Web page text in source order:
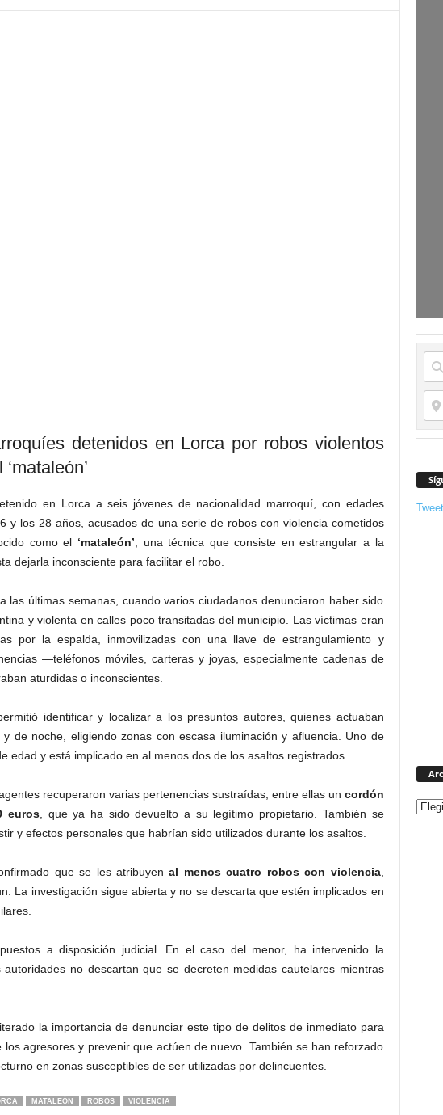
detenidos en Lorca por robos violentos
en Lorca a seis jóvenes de nacionalidad marroquí, con edades
y los 28 años, acusados de una serie de robos con violencia cometidos
como el ‘mataleón’ , una técnica que consiste en estrangular a la
dejarla inconsciente para facilitar el robo.
las últimas semanas, cuando varios ciudadanos denunciaron haber sido
y violenta en calles poco transitadas del municipio. Las víctimas eran
por la espalda, inmovilizadas con una llave de estrangulamiento y
—teléfonos móviles, carteras y joyas, especialmente cadenas de
aturdidas o inconscientes.
identificar y localizar a los presuntos autores, quienes actuaban
y de noche, eligiendo zonas con escasa iluminación y afluencia. Uno de
edad y está implicado en al menos dos de los asaltos registrados.
recuperaron varias pertenencias sustraídas, entre ellas un cordón
euros, que ya ha sido devuelto a su legítimo propietario. También se
y efectos personales que habrían sido utilizados durante los asaltos.
que se les atribuyenal menos cuatro robos con violencia,
La investigación sigue abierta y no se descarta que estén implicados en
a disposición judicial. En el caso del menor, ha intervenido la
no descartan que se decreten medidas cautelares mientras
la importancia de denunciar este tipo de delitos de inmediato para
los agresores y prevenir que actúen de nuevo. También se han reforzado
en zonas susceptibles de ser utilizadas por delincuentes.
MATALEÓN ROBOS VIOLENCIA